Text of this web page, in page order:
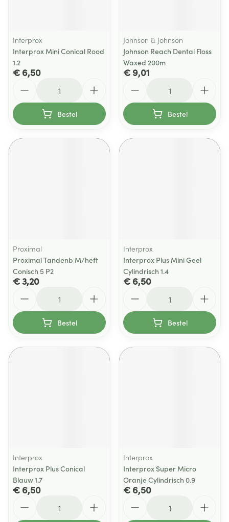
Interprox
Interprox Mini Conical Rood
1.2
€ 6,50
Bestel
Johnson & Johnson
Johnson Reach Dental Floss
Waxed 200m
€ 9,01
Bestel
Proximal
Proximal Tandenb M/heft
Conisch 5 P2
€ 3,20
Bestel
Interprox
Interprox Plus Mini Geel
Cylindrisch 1.4
€ 6,50
Bestel
Interprox
Interprox Plus Conical
Blauw 1.7
€ 6,50
Interprox
Interprox Super Micro
Oranje Cylindrisch 0.9
€ 6,50